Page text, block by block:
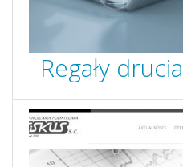
Regały